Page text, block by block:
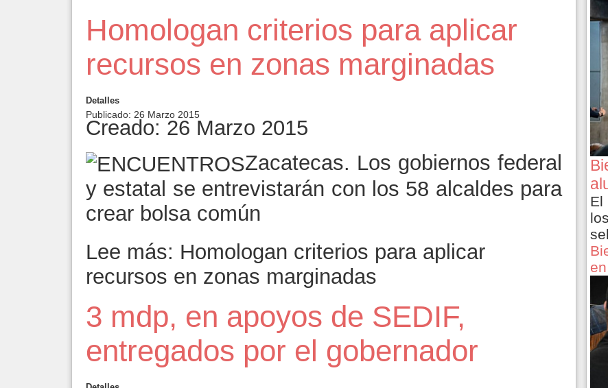
Homologan criterios para aplicar
recursos en zonas marginadas
Detalles
Publicado: 26 Marzo 2015
Creado: 26 Marzo 2015
Zacatecas. Los gobiernos federal
y estatal se entrevistarán con los 58 alcaldes para
crear bolsa común
Lee más: Homologan criterios para aplicar
recursos en zonas marginadas
3 mdp, en apoyos de SEDIF,
entregados por el gobernador
El